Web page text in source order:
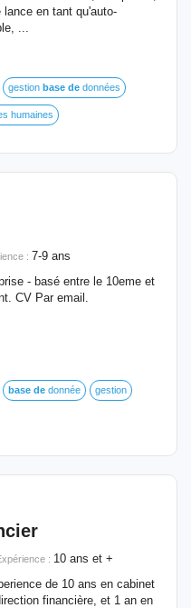
en tant qu'auto-
...
gestion base de données
humaines
: 7-9 ans
- basé entre le 10eme et
CV Par email.
base de donnée gestion
: 10 ans et +
de 10 ans en cabinet
financière, et 1 an en